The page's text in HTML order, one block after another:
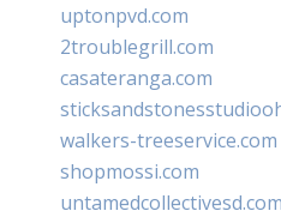
uptonpvd.com
2troublegrill.com
casateranga.com
walkers-treeservice.com
shopmossi.com
untamedcollectivesd.com